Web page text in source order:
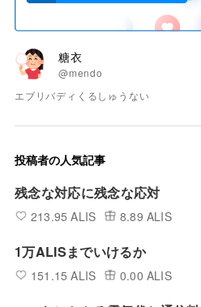
糖衣
@mendo
エブリバディくるしゅうない
投稿者の人気記事
残念な対応に残念な応対
213.95 ALIS 8.89 ALIS
1万ALISまでいけるか
151.15 ALIS 0.00 ALIS